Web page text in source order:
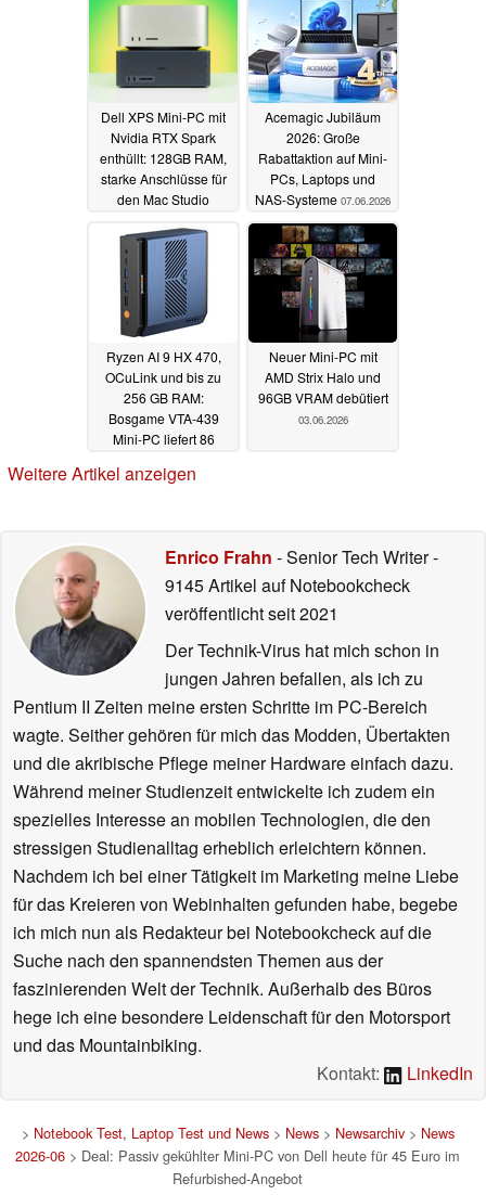
Dell XPS Mini-PC mit
Nvidia RTX Spark
enthüllt: 128GB RAM,
starke Anschlüsse für
den Mac Studio
Acemagic Jubiläum
2026: Große
Rabattaktion auf Mini-
PCs, Laptops und
NAS-Systeme 07.06.2026
Ryzen AI 9 HX 470,
OCuLink und bis zu
256 GB RAM:
Bosgame VTA-439
Mini-PC liefert 86
Anwendungen und
Neuer Mini-PC mit
AMD Strix Halo und
96GB VRAM debütiert
03.06.2026
Weitere Artikel anzeigen
Enrico Frahn - Senior Tech Writer-
9145 Artikel auf Notebookcheck
veröffentlichtseit 2021
Der Technik-Virus hat mich schon in
jungen Jahren befallen, als ich zu
Pentium II Zeiten meine ersten Schritte im PC-Bereich
wagte. Seither gehören für mich das Modden, Übertakten
und die akribische Pflege meiner Hardware einfach dazu.
Während meiner Studienzeit entwickelte ich zudem ein
spezielles Interesse an mobilen Technologien, die den
stressigen Studienalltag erheblich erleichtern können.
Nachdem ich bei einer Tätigkeit im Marketing meine Liebe
für das Kreieren von Webinhalten gefunden habe, begebe
ich mich nun als Redakteur bei Notebookcheck auf die
Suche nach den spannendsten Themen aus der
faszinierenden Welt der Technik. Außerhalb des Büros
hege ich eine besondere Leidenschaft für den Motorsport
und das Mountainbiking.
Kontakt:
LinkedIn
> Notebook Test, Laptop Test und News> News> Newsarchiv> News
2026-06 > Deal: Passiv gekühlter Mini-PC von Dell heute für 45 Euro im
Refurbished-Angebot